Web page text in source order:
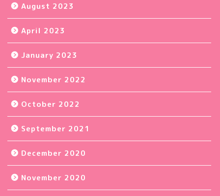
August 2023
April 2023
January 2023
November 2022
October 2022
September 2021
December 2020
November 2020